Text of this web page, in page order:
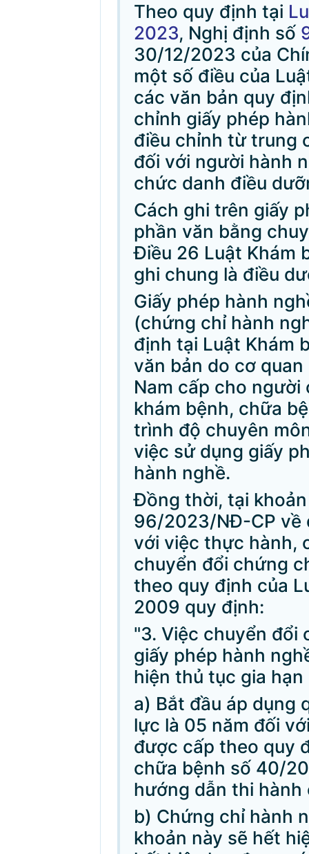
Theo quy định tại
2023, Nghị định số
30/12/2023 của
một số điều của
các văn bản quy
chỉnh giấy phép
điều chỉnh từ trung
đối với người hành
chức danh điều
Cách ghi trên giấy
phần văn bằng
Điều 26 Luật Khám
ghi chung là điều
Giấy phép hành
(chứng chỉ hành
định tại Luật Khám
văn bản do cơ
Nam cấp cho người
khám bệnh, chữa
trình độ chuyên
việc sử dụng giấy
hành nghề.
Đồng thời, tại
96/2023/NĐ-CP về
với việc thực hành,
chuyển đổi chứng
theo quy định của
2009 quy định:
"3. Việc chuyển đổi
giấy phép hành
hiện thủ tục gia hạn
a) Bắt đầu áp dụng
lực là 05 năm đối
được cấp theo quy
chữa bệnh số 40/
hướng dẫn thi
b) Chứng chỉ hành
khoản này sẽ hết